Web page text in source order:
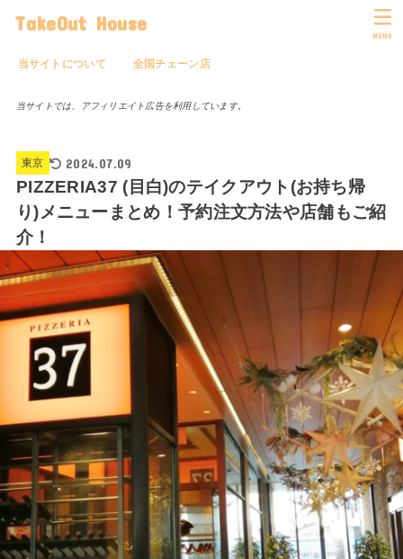
TakeOut House
当サイトについて 全国チェーン店
MENU
当サイトでは、アフィリエイト広告を利用しています。
東京 2024.07.09
PIZZERIA37 (目白)のテイクアウト(お持ち帰
り)メニューまとめ！予約注文方法や店舗もご紹
介！